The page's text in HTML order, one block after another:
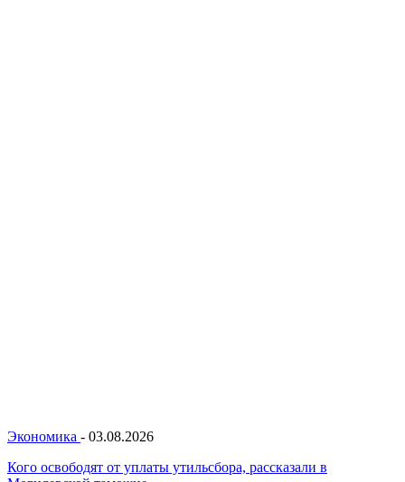
Экономика - 03.08.2026
Кого освободят от уплаты утильсбора, рассказали в